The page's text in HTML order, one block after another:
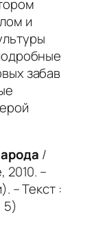
и
забав
/
2010. –
– Текст :
5)